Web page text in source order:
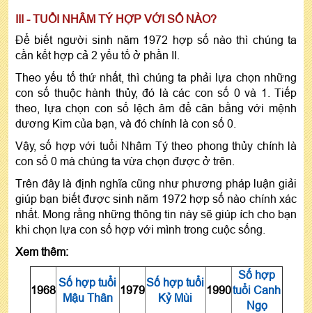
III - TUỔI NHÂM TÝ HỢP VỚI SỐ NÀO?
Để biết người sinh năm 1972 hợp số nào thì chúng ta
cần kết hợp cả 2 yếu tố ở phần II.
Theo yếu tố thứ nhất, thì chúng ta phải lựa chọn những
con số thuộc hành thủy, đó là các con số 0 và 1. Tiếp
theo, lựa chọn con số lệch âm để cân bằng với mệnh
dương Kim của bạn, và đó chính là con số 0.
Vậy, số hợp với tuổi Nhâm Tý theo phong thủy chính là
con số 0 mà chúng ta vừa chọn được ở trên.
Trên đây là định nghĩa cũng như phương pháp luận giải
giúp bạn biết được sinh năm 1972 hợp số nào chính xác
nhất. Mong rằng những thông tin này sẽ giúp ích cho bạn
khi chọn lựa con số hợp với mình trong cuộc sống.
Xem thêm:
1968
Số hợp tuổi
Mậu Thân
1979
Số hợp tuổi
Kỷ Mùi
1990
Số hợp
tuổi Canh
Ngọ